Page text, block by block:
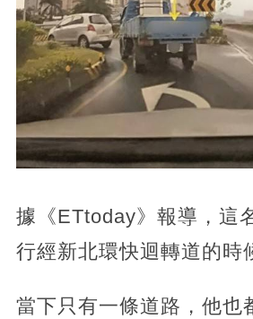
據《ETtoday》報導，這
行經新北環快迴轉道的時
當下只有一條道路，他也